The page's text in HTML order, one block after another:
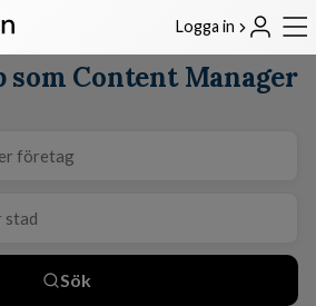
Logga in
som Content Manager
Sök